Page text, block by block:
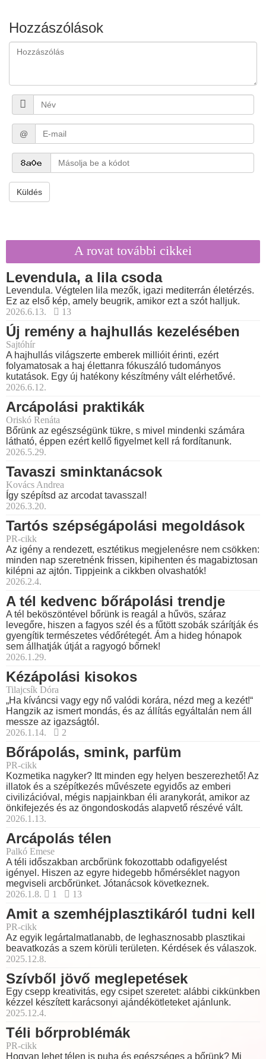
Hozzászólások
@
Küldés
A rovat további cikkei
Levendula, a lila csoda
Levendula. Végtelen lila mezők, igazi mediterrán életérzés.
Ez az első kép, amely beugrik, amikor ezt a szót halljuk.
2026.6.13.
13
Új remény a hajhullás kezelésében
Sajtóhír
A hajhullás világszerte emberek millióit érinti, ezért
folyamatosak a haj élettanra fókuszáló tudományos
kutatások. Egy új hatékony készítmény vált elérhetővé.
2026.6.12.
Arcápolási praktikák
Oriskó Renáta
Bőrünk az egészségünk tükre, s mivel mindenki számára
látható, éppen ezért kellő figyelmet kell rá fordítanunk.
2026.5.29.
Tavaszi sminktanácsok
Kovács Andrea
Így szépítsd az arcodat tavasszal!
2026.3.20.
Tartós szépségápolási megoldások
PR-cikk
Az igény a rendezett, esztétikus megjelenésre nem csökken:
minden nap szeretnénk frissen, kipihenten és magabiztosan
kilépni az ajtón. Tippjeink a cikkben olvashatók!
2026.2.4.
A tél kedvenc bőrápolási trendje
A tél beköszöntével bőrünk is reagál a hűvös, száraz
levegőre, hiszen a fagyos szél és a fűtött szobák szárítják és
gyengítik természetes védőrétegét. Ám a hideg hónapok
sem állhatják útját a ragyogó bőrnek!
2026.1.29.
Kézápolási kisokos
Tilajcsík Dóra
„Ha kíváncsi vagy egy nő valódi korára, nézd meg a kezét!“
Hangzik az ismert mondás, és az állítás egyáltalán nem áll
messze az igazságtól.
2026.1.14.
2
Bőrápolás, smink, parfüm
PR-cikk
Kozmetika nagyker? Itt minden egy helyen beszerezhető! Az
illatok és a szépítkezés művészete egyidős az emberi
civilizációval, mégis napjainkban éli aranykorát, amikor az
önkifejezés és az öngondoskodás alapvető részévé vált.
2026.1.13.
Arcápolás télen
Palkó Emese
A téli időszakban arcbőrünk fokozottabb odafigyelést
igényel. Hiszen az egyre hidegebb hőmérséklet nagyon
megviseli arcbőrünket. Jótanácsok következnek.
2026.1.8.
1 13
Amit a szemhéjplasztikáról tudni kell
PR-cikk
Az egyik legártalmatlanabb, de leghasznosabb plasztikai
beavatkozás a szem körüli területen. Kérdések és válaszok.
2025.12.8.
Szívből jövő meglepetések
Egy csepp kreativitás, egy csipet szeretet: alábbi cikkünkben
kézzel készített karácsonyi ajándékötleteket ajánlunk.
2025.12.4.
Téli bőrproblémák
PR-cikk
Hogyan lehet télen is puha és egészséges a bőrünk? Mi